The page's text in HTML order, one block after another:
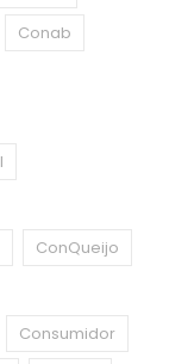
Conab
ConQueijo
Consumidor